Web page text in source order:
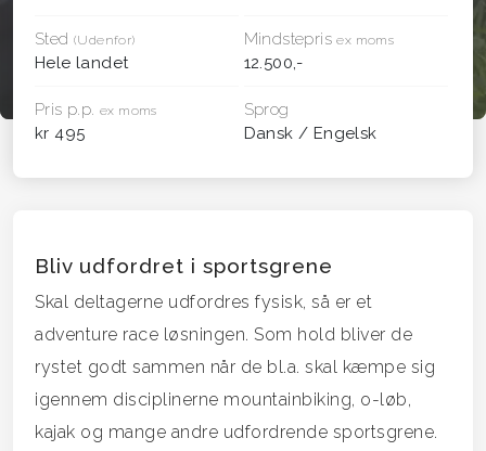
Sted (Udenfor)
Hele landet
Mindsteprisex moms
12.500,-
Pris p.p. ex moms
kr 495
Sprog
Dansk / Engelsk
Bliv udfordret i sportsgrene
Skal deltagerne udfordres fysisk, så er et
adventure race løsningen. Som hold bliver de
rystet godt sammen når de bl.a. skal kæmpe sig
igennem disciplinerne mountainbiking, o-løb,
kajak og mange andre udfordrende sportsgrene.